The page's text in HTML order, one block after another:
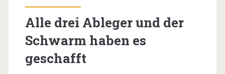
Alle drei Ableger und der
Schwarm haben es
geschafft